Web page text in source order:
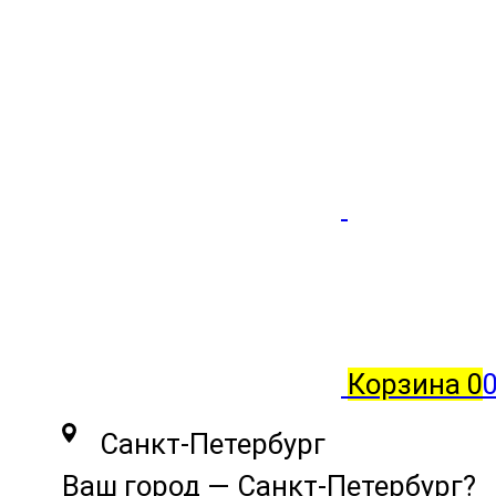
Корзина 0
Санкт-Петербург
Ваш город — Санкт-Петербург?